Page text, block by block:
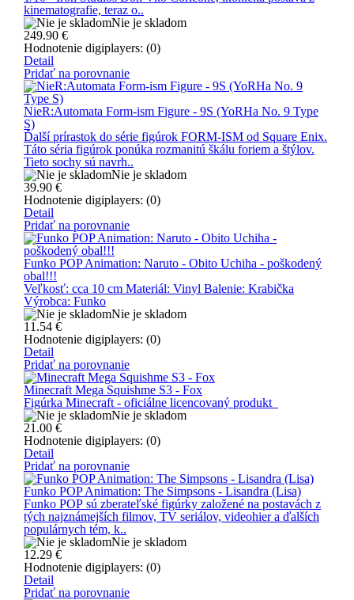
kinematografie, teraz o..
Nie je skladom
249.90 €
Hodnotenie digiplayers: (0)
Detail
Pridať na porovnanie
NieR:Automata Form-ism Figure - 9S (YoRHa No. 9 Type
S)
Ďalší prírastok do série figúrok FORM-ISM od Square Enix.
Táto séria figúrok ponúka rozmanitú škálu foriem a štýlov.
Tieto sochy sú navrh..
Nie je skladom
39.90 €
Hodnotenie digiplayers: (0)
Detail
Pridať na porovnanie
Funko POP Animation: Naruto - Obito Uchiha - poškodený
obal!!!
Veľkosť: cca 10 cm Materiál: Vinyl Balenie: Krabička
Výrobca: Funko
Nie je skladom
11.54 €
Hodnotenie digiplayers: (0)
Detail
Pridať na porovnanie
Minecraft Mega Squishme S3 - Fox
Figúrka Minecraft - oficiálne licencovaný produkt
Nie je skladom
21.00 €
Hodnotenie digiplayers: (0)
Detail
Pridať na porovnanie
Funko POP Animation: The Simpsons - Lisandra (Lisa)
Funko POP sú zberateľské figúrky založené na postavách z
tých najznámejších filmov, TV seriálov, videohier a ďalších
populárnych tém, k..
Nie je skladom
12.29 €
Hodnotenie digiplayers: (0)
Detail
Pridať na porovnanie